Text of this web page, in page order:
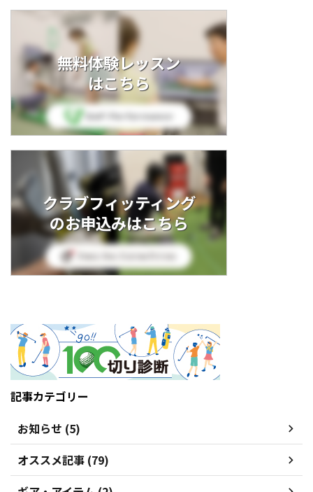
無料体験レッスン
はこちら
クラブフィッティング
のお申込みはこちら
記事カテゴリー
お知らせ (5)
オススメ記事 (79)